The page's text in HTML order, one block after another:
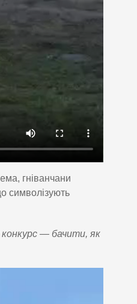
гніванчани
символізують
конкурс — бачити, як